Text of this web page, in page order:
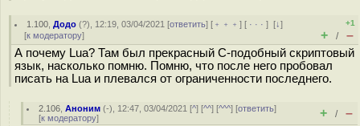
1.100 ,Додо (?), 12:19, 03/04/2021 [ответить] [ ﹢﹢﹢] [ · · ·][↓]
[к модератору]
+1
+ / –
А почему Lua? Там был прекрасный C-подобный скриптовый
язык, насколько помню. Помню, что после него пробовал
писать на Lua и плевался от ограниченности последнего.
2.106 ,Аноним (-), 12:47, 03/04/2021 [^] [^^] [^^^] [ответить]
[к модератору] + / –